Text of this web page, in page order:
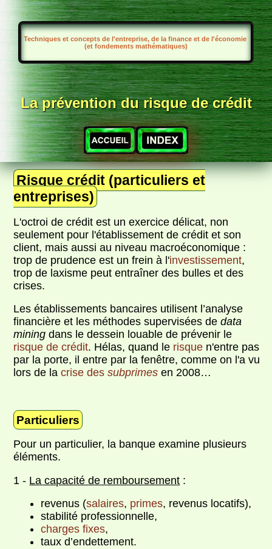
Techniques et concepts de l'entreprise, de la finance et de l'économie
(et fondements mathématiques)
La prévention du risque de crédit
Risque crédit (particuliers et
entreprises)
L'octroi de crédit est un exercice délicat, non
seulement pour l'établissement de crédit et son
client, mais aussi au niveau macroéconomique :
trop de prudence est un frein à l'investissement,
trop de laxisme peut entraîner des bulles et des
crises.
Les établissements bancaires utilisent l’analyse
financière et les méthodes supervisées dedata
mining dans le dessein louable de prévenir le
risque de crédit. Hélas, quand le risque n'entre pas
par la porte, il entre par la fenêtre, comme on l'a vu
lors de lacrise dessubprimes en 2008…
Particuliers
Pour un particulier, la banque examine plusieurs
éléments.
1 - La capacité de remboursement :
revenus (salaires, primes, revenus locatifs),
stabilité professionnelle,
charges fixes,
taux d’endettement.